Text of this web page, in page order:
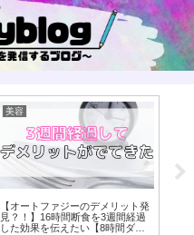
美容
【オートファジーのデメリット発
見？！】16時間断食を3週間経過
した効果を伝えたい【8時間ダイ